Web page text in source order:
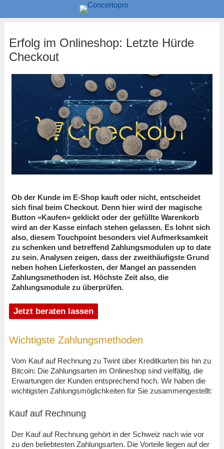
Erfolg im Onlineshop: Letzte Hürde
Checkout
Ob der Kunde im E-Shop kauft oder nicht, entscheidet
sich final beim Checkout. Denn hier wird der magische
Button «Kaufen» geklickt oder der gefüllte Warenkorb
wird an der Kasse einfach stehen gelassen. Es lohnt sich
also, diesem Touchpoint besonders viel Aufmerksamkeit
zu schenken und betreffend Zahlungsmodulen up to date
zu sein. Analysen zeigen, dass der zweithäufigste Grund
neben hohen Lieferkosten, der Mangel an passenden
Zahlungsmethoden ist. Höchste Zeit also, die
Zahlungsmodule zu überprüfen.
Jetzt beraten lassen
Wichtigste Zahlungsmethoden
Vom Kauf auf Rechnung zu Twint über Kreditkarten bis hin zu
Bitcoin: Die Zahlungsarten im Onlineshop sind vielfältig, die
Erwartungen der Kunden entsprechend hoch. Wir haben die
wichtigsten Zahlungsmöglichkeiten für Sie zusammengestellt:
Kauf auf Rechnung
Der Kauf auf Rechnung gehört in der Schweiz nach wie vor
zu den beliebtesten Zahlungsarten. Die Vorteile liegen auf der